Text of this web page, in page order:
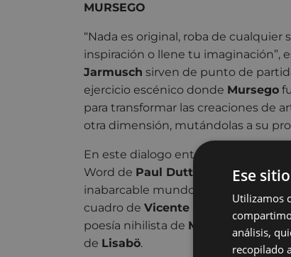
MURSEGO
“Nada es original, roba de cualquier
inspiración o llene tu imaginación”,
Jarmusch sirven de punto de
ejercicio escénico donde Mursego
para transformar las creaciones de
otra dimensión, mutándolas a su
En este dialogo entre original y
Word de Paul Dutton , el humor
inabarcable mundo de
cuadro de Vicente Ameztoy , la
poesía nihilista de Martxel Mariskal
de Lisabö.
Ese
Utilizamos
análisis,
recopilado